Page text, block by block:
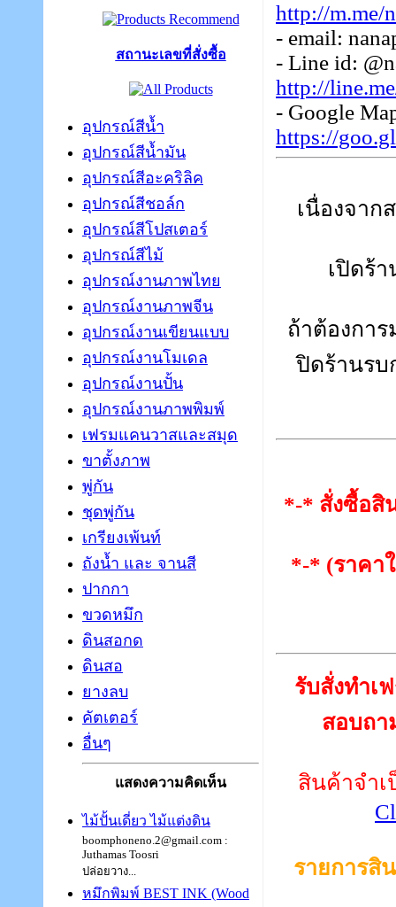
สถานะเลขที่สั่งซื้อ
อุปกรณ์สีน้ำ
อุปกรณ์สีน้ำมัน
อุปกรณ์สีอะคริลิค
อุปกรณ์สีชอล์ก
อุปกรณ์สีโปสเตอร์
อุปกรณ์สีไม้
อุปกรณ์งานภาพไทย
อุปกรณ์งานภาพจีน
อุปกรณ์งานเขียนแบบ
อุปกรณ์งานโมเดล
อุปกรณ์งานปั้น
อุปกรณ์งานภาพพิมพ์
เฟรมแคนวาสและสมุด
ขาตั้งภาพ
พู่กัน
ชุดพู่กัน
เกรียงเพ้นท์
ถังน้ำ และ จานสี
ปากกา
ขวดหมึก
ดินสอกด
ดินสอ
ยางลบ
คัตเตอร์
อื่นๆ
แสดงความคิดเห็น
ไม้ปั้นเดี่ยว ไม้แต่งดิน
boomphoneno.2@gmail.com :
Juthamas Toosri
ปล่อยวาง...
หมึกพิมพ์ BEST INK (Wood
http://m.me/
- email:
- Line id:
http://
- Google
https://
เนื่องจา
เปิดร้
ถ้าต้องการ
ปิดร้านรบ
*-* สั่งซื้อสิ
*-* (ราคา
รับสั่งทำเ
สอบถา
สินค้าจำ
รายการสิ